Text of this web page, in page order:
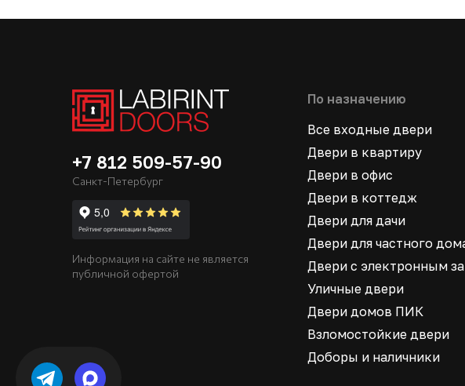
+7 812 509-57-90
Санкт-Петербург
Информация на сайте не является
публичной офертой
По назначению
Все входные двери
Двери в квартиру
Двери в офис
Двери в коттедж
Двери для дачи
Двери для частного
Двери с электронным
Уличные двери
Двери домов ПИК
Взломостойкие двери
Доборы и наличники